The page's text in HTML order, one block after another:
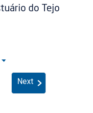
do Tejo
Next